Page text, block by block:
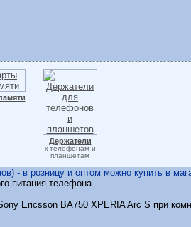
Держатели
к телефонам и
планшетам
розницу и оптом можно купить в
питания телефона.
Ericsson BA750 XPERIA Arc S при